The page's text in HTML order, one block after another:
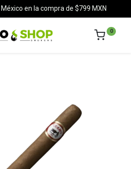
México en la compra de $799 MXN
0